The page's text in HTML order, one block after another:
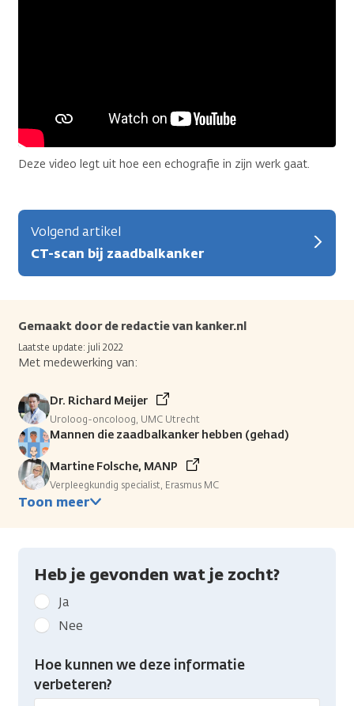
Deze video legt uit hoe een echografie in zijn werk gaat.
Volgend artikel
CT-scan bij zaadbalkanker
Gemaakt door de redactie van kanker.nl
Laatste update: juli 2022
Met medewerking van:
Dr. Richard Meijer
Uroloog-oncoloog, UMC Utrecht
Mannen die zaadbalkanker hebben (gehad)
Martine Folsche, MANP
Verpleegkundig specialist, Erasmus MC
Toon meer
Heb je gevonden wat je zocht?
Geef
kanker.nl
feedback:
Heb
gevonden
Ja
Nee
Hoe kunnen we deze informatie
verbeteren?